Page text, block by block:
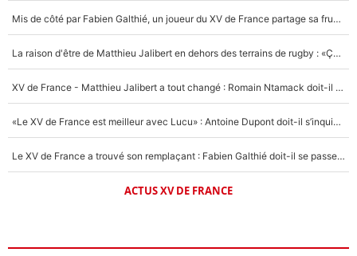
Mis de côté par Fabien Galthié, un joueur du XV de France partage sa frustration : «ils ne me l’ont pas dit tout de suite»
La raison d'être de Matthieu Jalibert en dehors des terrains de rugby : «Ça m'atteint autant que si tu touches à un membre de ma famille»
XV de France - Matthieu Jalibert a tout changé : Romain Ntamack doit-il s’inquiéter pour sa place à un an de la Coupe du monde ?
«Le XV de France est meilleur avec Lucu» : Antoine Dupont doit-il s’inquiéter pour sa place ?
Le XV de France a trouvé son remplaçant : Fabien Galthié doit-il se passer d'Antoine Dupont ?
ACTUS XV DE FRANCE